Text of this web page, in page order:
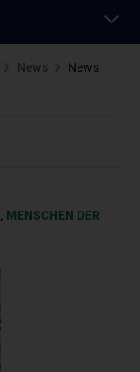
News News
, MENSCHEN DER